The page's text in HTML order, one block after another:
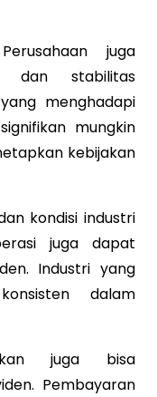
juga
dan stabilitas
menghadapi
mungkin
kebijakan
kondisi industri
juga dapat
Industri yang
dalam
juga bisa
Pembayaran